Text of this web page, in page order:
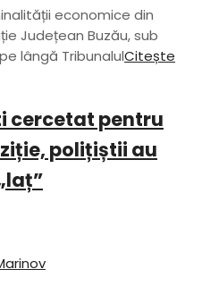
economice din
Județean Buzău, sub
lângă TribunalulCitește
cercetat pentru
polițiștii au